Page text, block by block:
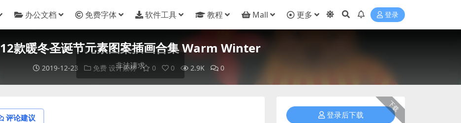
办公文档 免费字体 软件工具 教程 Mall 更多 登录
12款暖冬圣诞节元素图案插画合集 Warm Winter
2019-12-23 免费 设计素材 0 0 2.9K 0
评论建议
下载
登录后下载